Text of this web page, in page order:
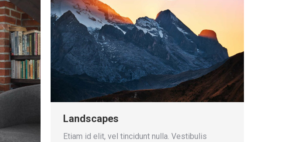
Landscapes
Etiam id elit, vel tincidunt nulla. Vestibulis